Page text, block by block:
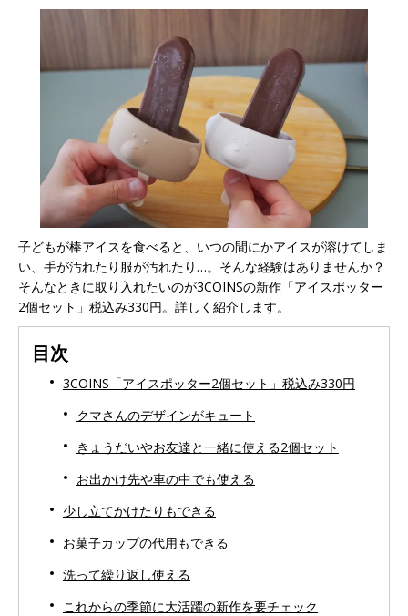
子どもが棒アイスを食べると、いつの間にかアイスが溶けてしま
い、手が汚れたり服が汚れたり…。そんな経験はありませんか？
そんなときに取り入れたいのが3COINSの新作「アイスポッター
2個セット」税込み330円。詳しく紹介します。
目次
3COINS「アイスポッター2個セット」税込み330円
クマさんのデザインがキュート
きょうだいやお友達と一緒に使える2個セット
お出かけ先や車の中でも使える
少し立てかけたりもできる
お菓子カップの代用もできる
洗って繰り返し使える
これからの季節に大活躍の新作を要チェック